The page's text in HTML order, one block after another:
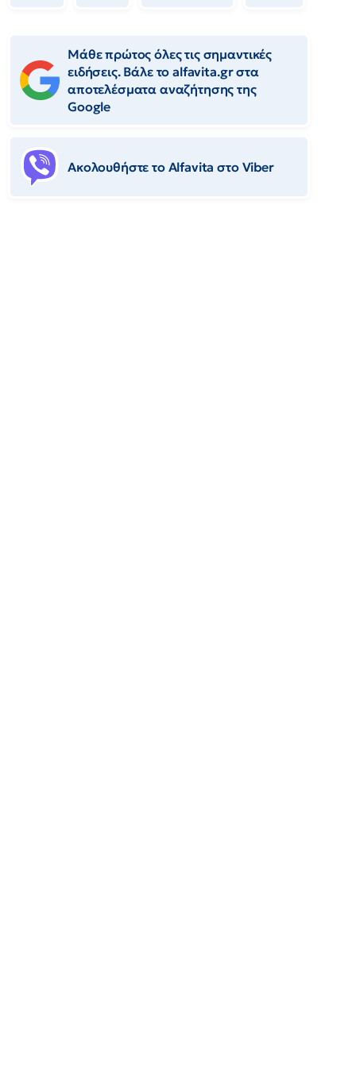
Μάθε πρώτος όλες τις σημαντικές
ειδήσεις. Βάλε το alfavita.gr στα
αποτελέσματα αναζήτησης της
Google
Ακολουθήστε το Αlfavita στο Viber